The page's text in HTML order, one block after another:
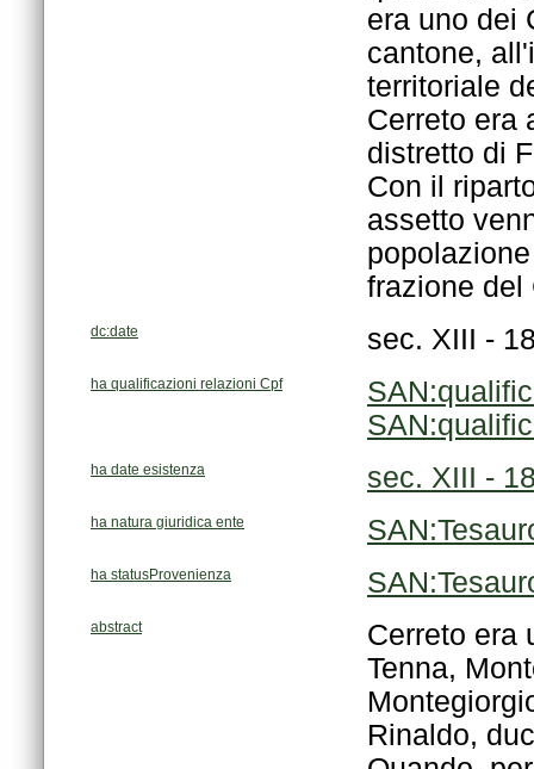
frazione del
dc:date sec. XIII -
ha qualificazioni relazioni Cpf
ha date esistenza sec. XIII -
ha natura giuridica ente
ha statusProvenienza
abstract